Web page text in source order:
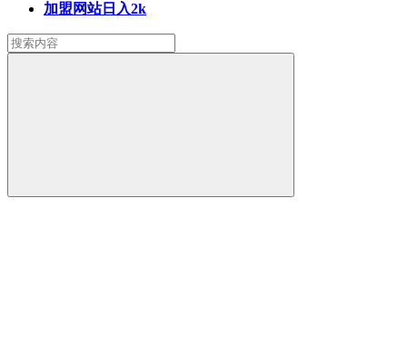
加盟网站日入2k